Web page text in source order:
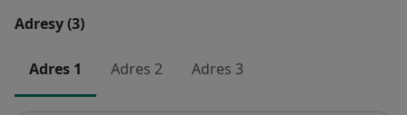
Adresy (3)
Adres 1 Adres 2 Adres 3